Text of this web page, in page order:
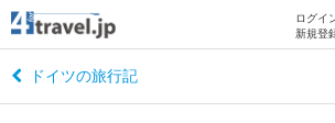
ログイ
新規登
ドイツの旅行記